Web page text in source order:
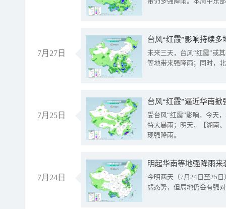
7月27日
台风“红霞”影响持续
未来三天，台风“红霞”或
等地带来强降雨；同时，
7月25日
台风“红霞”逼近华南
受台风“红霞”影响，今天
特大暴雨；明天，【湖南
现强降雨。
7月24日
明起华南等地强降雨
今明两天（7月24日至25
弱态势，但局地仍会有强